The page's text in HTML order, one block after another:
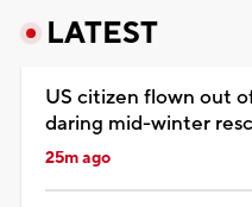
LATEST
US citizen flown out
daring mid-winter
25m ago